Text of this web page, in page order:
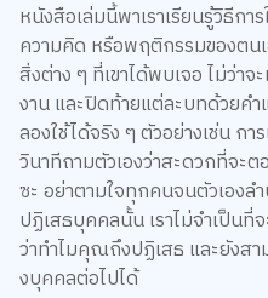
หนังสือเล่มนี้พาเราเรียนรู้วิธีกา
ความคิด หรือพฤติกรรมของตนเ
สิ่งต่าง ๆ ที่เขาได้พบเจอ ไม่ว่า
งาน และปิดท้ายแต่ละบทด้วยค
ลองใช้ได้จริง ๆ ตัวอย่างเช่น กา
วินาทีถามตัวเองว่าสะดวกที่จะ
ซะ อย่าตามใจทุกคนจนตัวเองล
ปฏิเสธบุคคลนั้น เราไม่จำเป็น
ว่าทำไมคุณถึงปฏิเสธ และยังส
งบุคคลต่อไปได้